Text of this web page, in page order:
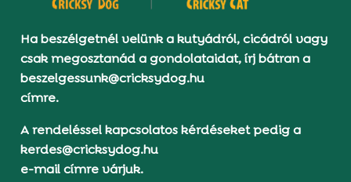
Ha beszélgetnél velünk a kutyádról, cicádról vagy
csak megosztanád a gondolataidat, írj bátran a
beszelgessunk@cricksydog.hu
címre.
A rendeléssel kapcsolatos kérdéseket pedig a
kerdes@cricksydog.hu
e-mail címre várjuk.